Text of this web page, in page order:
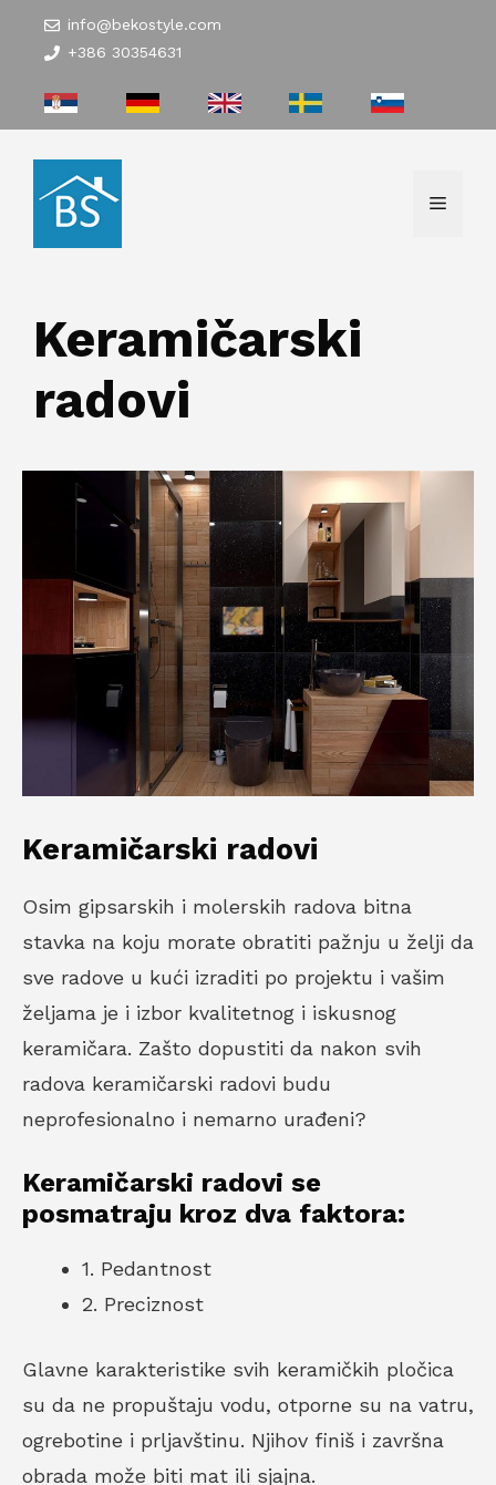
info@bekostyle.com
+386 30354631
Menu
Keramičarski
radovi
Keramičarski radovi
Osim gipsarskih i molerskih radova bitna
stavka na koju morate obratiti pažnju u želji da
sve radove u kući izraditi po projektu i vašim
željama je i izbor kvalitetnog i iskusnog
keramičara. Zašto dopustiti da nakon svih
radova keramičarski radovi budu
neprofesionalno i nemarno urađeni?
Keramičarski radovi se
posmatraju kroz dva faktora:
1. Pedantnost
2. Preciznost
Glavne karakteristike svih keramičkih pločica
su da ne propuštaju vodu, otporne su na vatru,
ogrebotine i prljavštinu. Njihov finiš i završna
obrada može biti mat ili sjajna.